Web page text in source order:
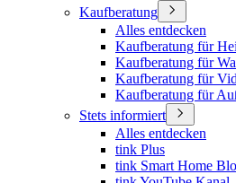
Kaufberatung
Alles entdecken
Kaufberatung für
Kaufberatung für
Kaufberatung für
Kaufberatung für
Stets informiert
Alles entdecken
tink Plus
tink Smart Home